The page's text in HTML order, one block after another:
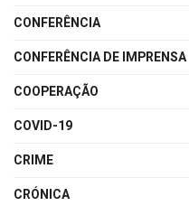
CONFERÊNCIA
CONFERÊNCIA DE IMPRENSA
COOPERAÇÃO
COVID-19
CRIME
CRÓNICA